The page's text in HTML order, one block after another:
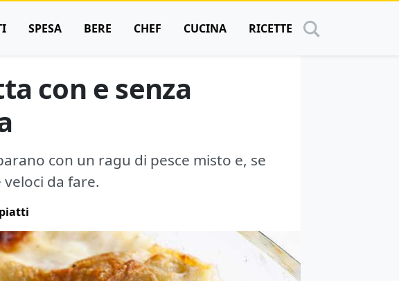
SPESA BERE CHEF CUCINA RICETTE
con e senza
con un ragu di pesce misto e, se
da fare.